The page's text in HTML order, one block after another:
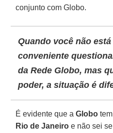
conjunto com Globo.
Quando você não
conveniente
da Rede Globo, mas
poder, a situação é
É evidente que aGlobo
Rio de Janeiro e não sei